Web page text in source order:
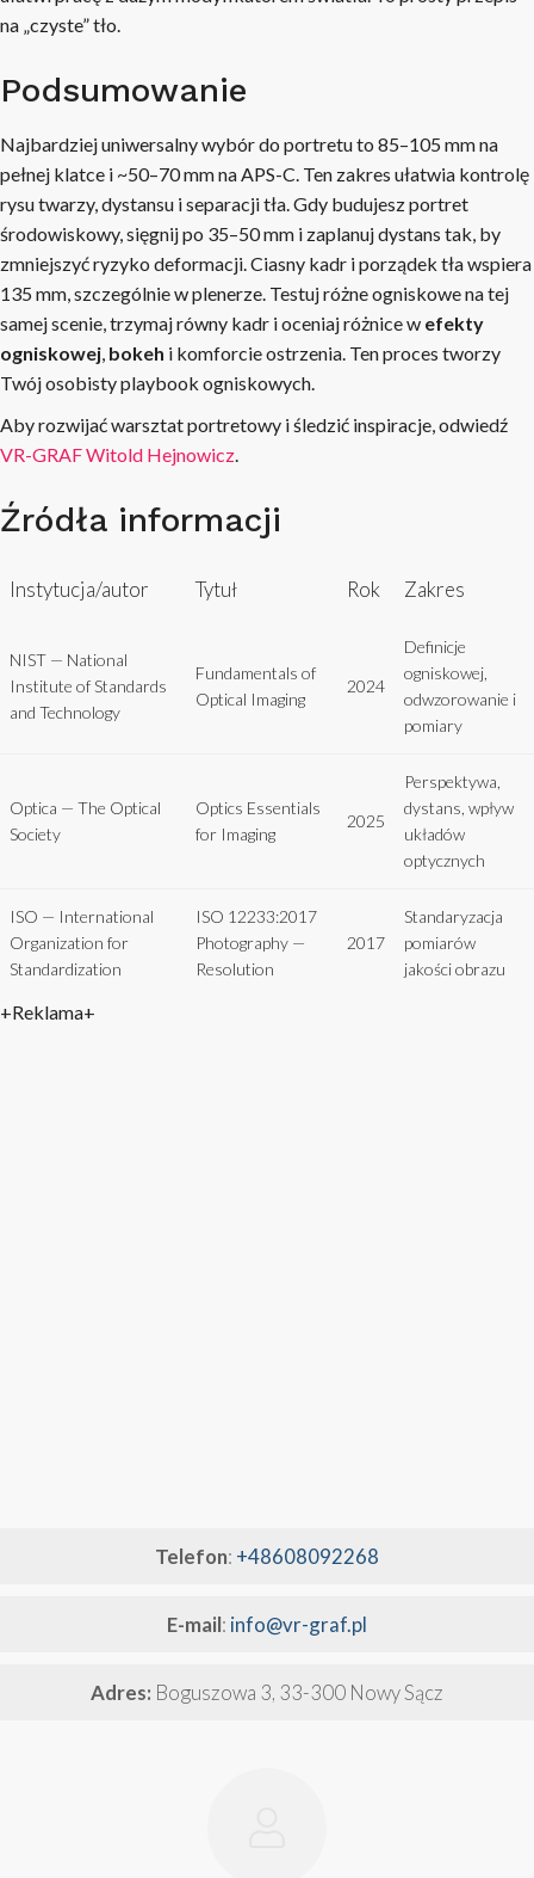
na „czyste” tło.
Podsumowanie
Najbardziej uniwersalny wybór do portretu to 85–105 mm na
pełnej klatce i ~50–70 mm na APS-C. Ten zakres ułatwia kontrolę
rysu twarzy, dystansu i separacji tła. Gdy budujesz portret
środowiskowy, sięgnij po 35–50 mm i zaplanuj dystans tak, by
zmniejszyć ryzyko deformacji. Ciasny kadr i porządek tła wspiera
135 mm, szczególnie w plenerze. Testuj różne ogniskowe na tej
samej scenie, trzymaj równy kadr i oceniaj różnice w efekty
ogniskowej, bokeh i komforcie ostrzenia. Ten proces tworzy
Twój osobisty playbook ogniskowych.
Aby rozwijać warsztat portretowy i śledzić inspiracje, odwiedź
VR-GRAF Witold Hejnowicz.
Źródła informacji
Instytucja/autor Tytuł Rok Zakres
NIST — National
Institute of Standards
and Technology
Fundamentals of
Optical Imaging
2024
Definicje
ogniskowej,
odwzorowanie i
pomiary
Optica — The Optical
Society
Optics Essentials
for Imaging
2025
Perspektywa,
dystans, wpływ
układów
optycznych
ISO — International
Organization for
Standardization
ISO 12233:2017
Photography —
Resolution
2017
Standaryzacja
pomiarów
jakości obrazu
+Reklama+
Telefon: +48608092268
E-mail: info@vr-graf.pl
Adres: Boguszowa 3, 33-300 Nowy Sącz